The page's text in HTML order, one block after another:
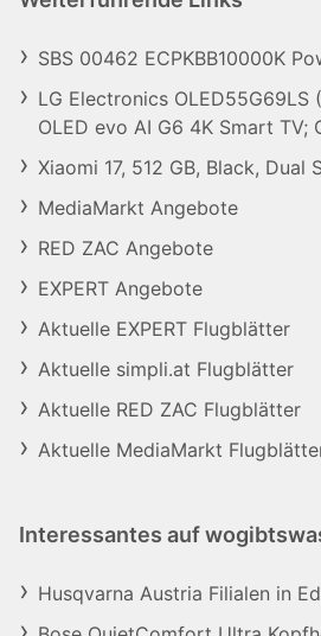
SBS 00462 ECPKBB10000K
LG Electronics
OLED evo AI G6 4K Smart TV;
Xiaomi 17, 512 GB, Black, Dual
MediaMarkt Angebote
RED ZAC Angebote
EXPERT Angebote
Aktuelle EXPERT Flugblätter
Aktuelle simpli.at Flugblätter
Aktuelle RED ZAC Flugblätter
Aktuelle MediaMarkt
Interessantes auf
Husqvarna Austria Filialen in